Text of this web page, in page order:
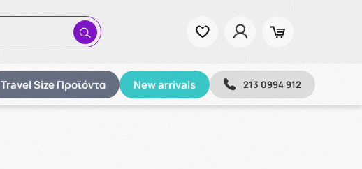
Travel Size Προϊόντα New arrivals 213 0994 912